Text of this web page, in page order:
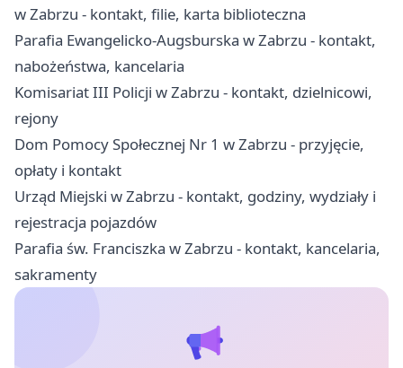
w Zabrzu - kontakt, filie, karta biblioteczna
Parafia Ewangelicko-Augsburska w Zabrzu - kontakt,
nabożeństwa, kancelaria
Komisariat III Policji w Zabrzu - kontakt, dzielnicowi,
rejony
Dom Pomocy Społecznej Nr 1 w Zabrzu - przyjęcie,
opłaty i kontakt
Urząd Miejski w Zabrzu - kontakt, godziny, wydziały i
rejestracja pojazdów
Parafia św. Franciszka w Zabrzu - kontakt, kancelaria,
sakramenty